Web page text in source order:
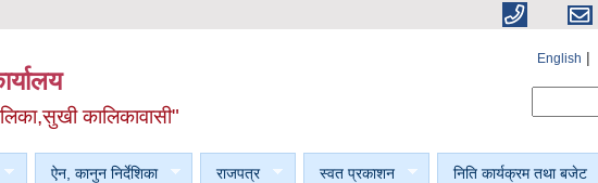
कालिकावासी"
English
ऐन, कानुन निर्देशिका राजपत्र स्वत प्रकाशन निति कार्यक्रम तथा बजेट